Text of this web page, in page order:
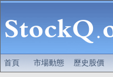
首頁 市場動態 歷史股價